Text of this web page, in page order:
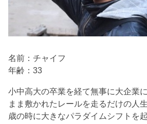
名前：チャイフ
年齢：33
小中高大の卒業を経て無事に大企業
まま敷かれたレールを走るだけの人
歳の時に大きなパラダイムシフトを起